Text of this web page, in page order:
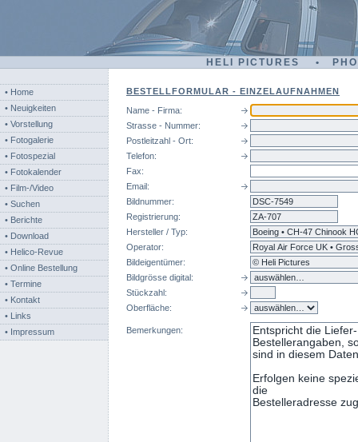
HELI PICTURES •
• Home
• Neuigkeiten
• Vorstellung
• Fotogalerie
• Fotospezial
• Fotokalender
• Film-/Video
• Suchen
• Berichte
• Download
• Helico-Revue
• Online Bestellung
• Termine
• Kontakt
• Links
• Impressum
BESTELLFORMULAR - EINZELAUFNAHMEN
Name - Firma:
Strasse - Nummer:
Postleitzahl - Ort:
Telefon:
Fax:
Email:
Bildnummer:
Registrierung:
Hersteller / Typ:
Operator:
Bildeigentümer:
Bildgrösse digital:
Stückzahl:
Oberfläche:
Bemerkungen: